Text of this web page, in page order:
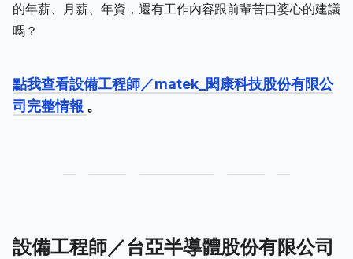
的年薪、月薪、年資，還有工作內容跟前輩苦口婆心的建議
嗎？
點我查看設備工程師／matek_閎康科技股份有限公
司完整情報 。
設備工程師／台亞半導體股份有限公司